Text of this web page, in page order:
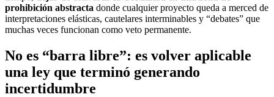
prohibición abstracta donde cualquier proyecto queda a merced de
interpretaciones elásticas, cautelares interminables y “debates” que
muchas veces funcionan como veto permanente.
No es “barra libre”: es volver aplicable
una ley que terminó generando
incertidumbre